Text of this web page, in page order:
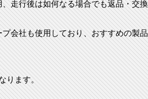
走行後は如何なる場合でも返品・交換
会社も使用しており、おすすめの製品
ります。